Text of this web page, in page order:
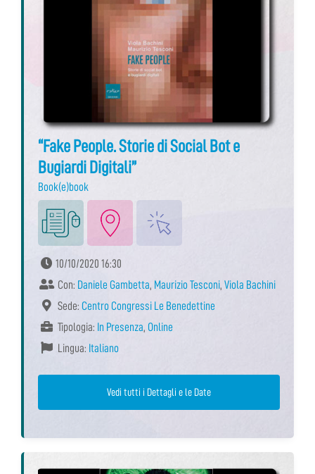
“Fake People. Storie di Social Bot e
Bugiardi Digitali”
Book(e)book
10/10/2020 16:30
Con: Daniele Gambetta, Maurizio Tesconi, Viola Bachini
Sede: Centro Congressi Le Benedettine
Tipologia: In Presenza, Online
Lingua: Italiano
Vedi tutti i Dettagli e le Date